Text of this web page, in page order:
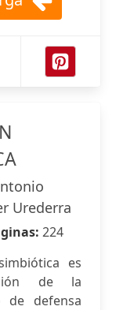
Urederra
224
es
de la
de defensa